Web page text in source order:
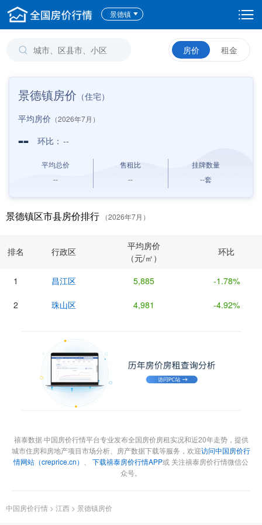
景德镇
房价 租金
景德镇房价 （住宅）
平均房价 （2026年7月）
-- 环比： --
平均总价
--
售租比
--
挂牌数量
--套
景德镇区市县房价排行 （2026年7月）
排名 行政区
平均房价
（元/㎡）
环比
1 昌江区 5,885 -1.78%
2 珠山区 4,981 -4.92%
禧泰数据·中国房价行情平台专业发布全国房价房租实况和近20年走势，提供
城市住房和房地产项目市场分析、房产数据下载等服务，欢迎访问中国房价行
情网站（creprice.cn）
下载禧泰房价行情APP或 关注禧泰房价行情微信公
众号。
中国房价行情 > 江西 > 景德镇房价